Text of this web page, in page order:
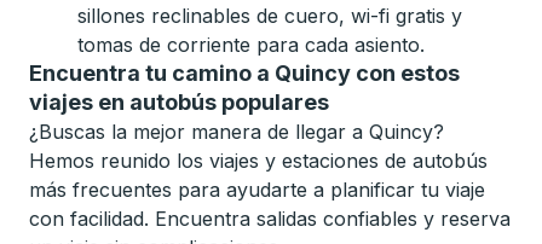
sillones reclinables de cuero, wi-fi gratis y
tomas de corriente para cada asiento.
Encuentra tu camino a Quincy con estos
viajes en autobús populares
¿Buscas la mejor manera de llegar a Quincy?
Hemos reunido los viajes y estaciones de autobús
más frecuentes para ayudarte a planificar tu viaje
con facilidad. Encuentra salidas confiables y reserva